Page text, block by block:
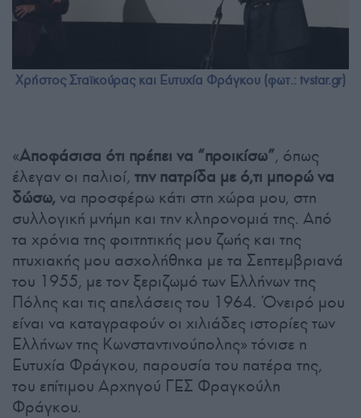
Χρήστος Σταϊκούρας και Ευτυχία Φράγκου (φωτ.: tvstar.gr)
«Αποφάσισα ότι πρέπει να “προικίσω”, όπως
έλεγαν οι παλιοί, την πατρίδα με ό,τι μπορώ να
δώσω,να προσφέρω κάτι στη χώρα μου, στη
συλλογική μνήμη και την κληρονομιά της. Από
τα χρόνια της φοιτητικής μου ζωής και της
πτυχιακής μου ασχολήθηκα με τα Σεπτεμβριανά
του 1955, με τον ξεριζωμό των Ελλήνων της
Πόλης και τις απελάσεις του 1964. Όνειρό μου
είναι να καταγραφούν οι χιλιάδες ιστορίες των
Ελλήνων της Κωνσταντινούπολης» τόνισε η
Ευτυχία Φράγκου, παρουσία του πατέρα της,
του επίτιμου Αρχηγού ΓΕΣ Φραγκούλη
Φράγκου.